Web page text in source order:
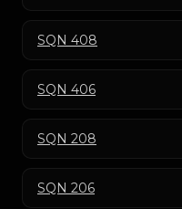
SQN 408
SQN 406
SQN 208
SQN 206